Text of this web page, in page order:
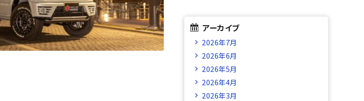
アーカイブ
2026年7月
2026年6月
2026年5月
2026年4月
2026年3月